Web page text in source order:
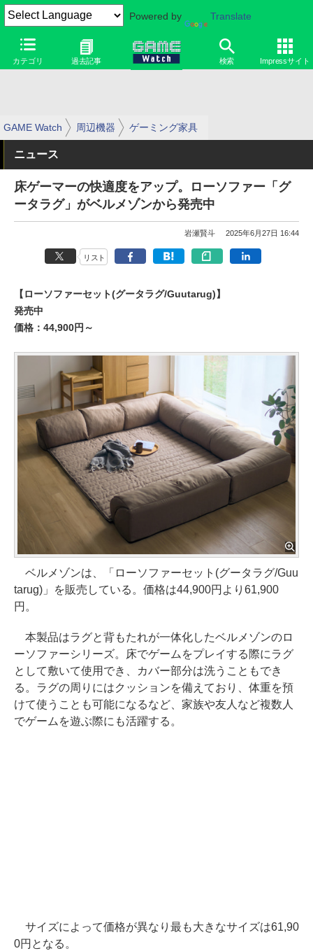
Powered by Translate
カテゴリ 過去記事 検索 Impressサイト
GAME Watch 周辺機器 ゲーミング家具
ニュース
床ゲーマーの快適度をアップ。ローソファー「グ
ータラグ」がベルメゾンから発売中
岩瀬賢斗 2025年6月27日 16:44
リスト
【ローソファーセット(グータラグ/Guutarug)】
発売中
価格：44,900円～
ベルメゾンは、「ローソファーセット(グータラグ/Guu
tarug)」を販売している。価格は44,900円より61,900
円。
本製品はラグと背もたれが一体化したベルメゾンのロ
ーソファーシリーズ。床でゲームをプレイする際にラグ
として敷いて使用でき、カバー部分は洗うこともでき
る。ラグの周りにはクッションを備えており、体重を預
けて使うことも可能になるなど、家族や友人など複数人
でゲームを遊ぶ際にも活躍する。
サイズによって価格が異なり最も大きなサイズは61,90
0円となる。